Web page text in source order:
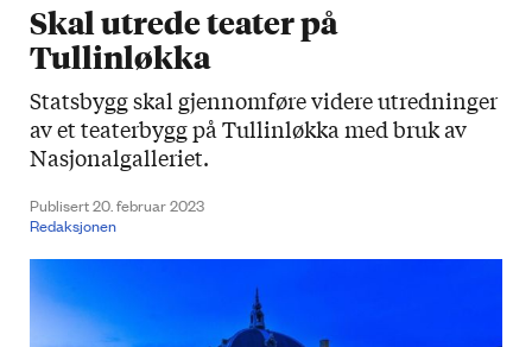
Skal utrede teater på
Tullinløkka
Statsbygg skal gjennomføre videre utredninger
av et teaterbygg på Tullinløkka med bruk av
Nasjonalgalleriet.
Publisert 20. februar 2023
Redaksjonen